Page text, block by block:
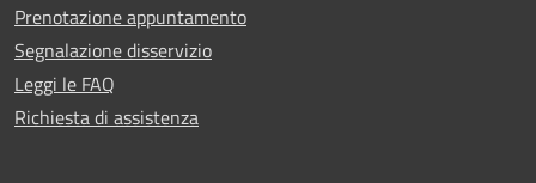
Prenotazione appuntamento
Segnalazione disservizio
Leggi le FAQ
Richiesta di assistenza